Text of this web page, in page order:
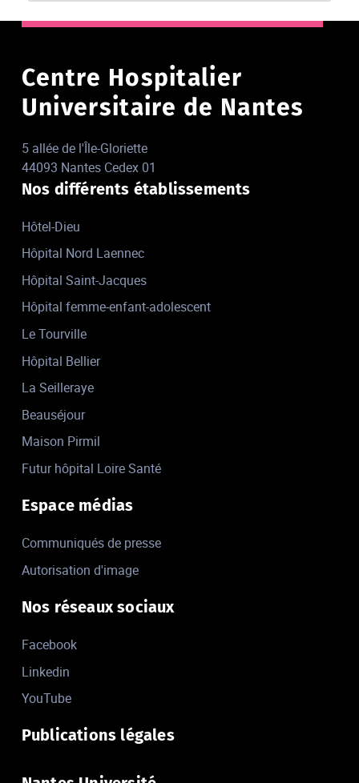
Centre Hospitalier
Universitaire de Nantes
5 allée de l'Île-Gloriette
44093 Nantes Cedex 01
Nos différents établissements
Hôtel-Dieu
Hôpital Nord Laennec
Hôpital Saint-Jacques
Hôpital femme-enfant-adolescent
Le Tourville
Hôpital Bellier
La Seilleraye
Beauséjour
Maison Pirmil
Futur hôpital Loire Santé
Espace médias
Communiqués de presse
Autorisation d'image
Nos réseaux sociaux
Facebook
Linkedin
YouTube
Publications légales